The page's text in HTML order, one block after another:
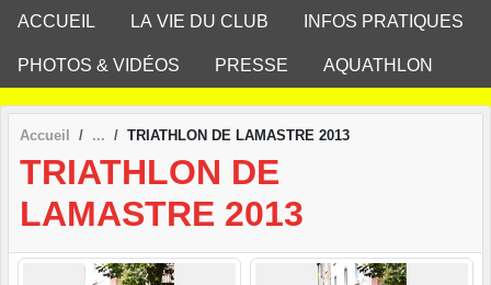
ACCUEIL LA VIE DU CLUB INFOS PRATIQUES
PHOTOS & VIDÉOS PRESSE AQUATHLON
Accueil TRIATHLON DE LAMASTRE 2013
TRIATHLON DE
LAMASTRE 2013